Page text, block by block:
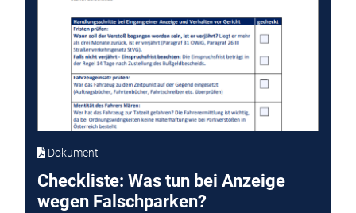
Dokument
Checkliste: Was tun bei Anzeige
wegen Falschparken?